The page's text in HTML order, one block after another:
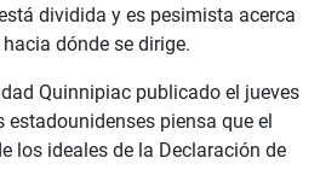
dividida y es pesimista acerca
dónde se dirige.
Quinnipiac publicado el jueves
estadounidenses piensa que el
los ideales de la Declaración de